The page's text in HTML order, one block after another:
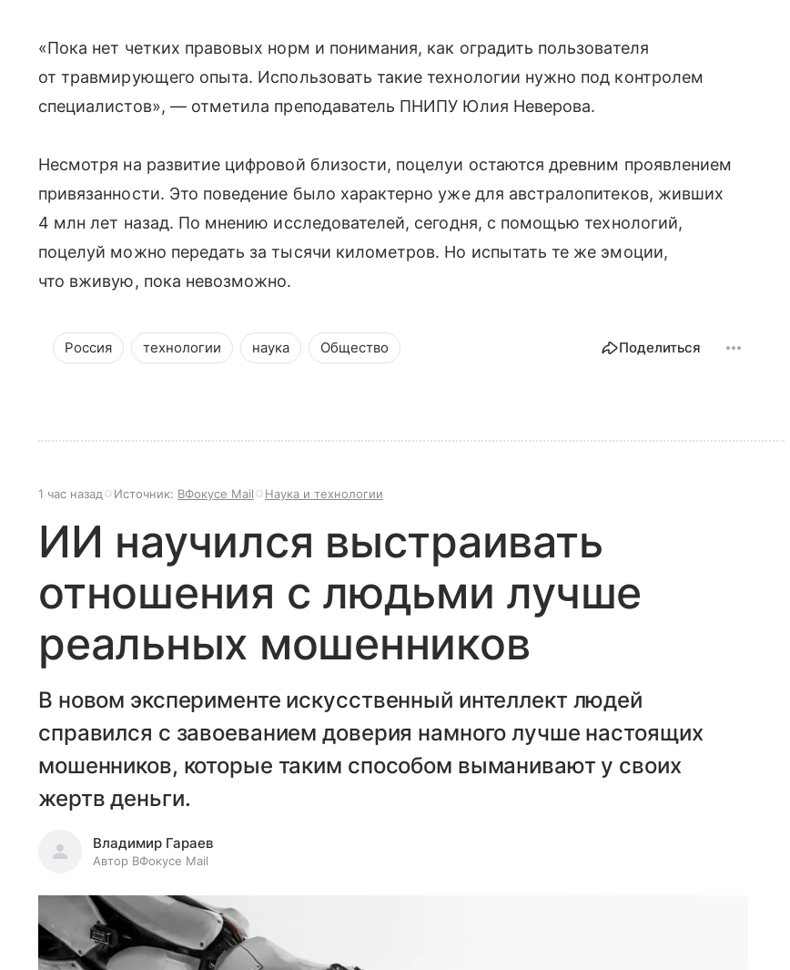
«Пока нет четких правовых норм и понимания, как оградить пользователя
от травмирующего опыта. Использовать такие технологии нужно под контролем
специалистов», — отметила преподаватель ПНИПУ Юлия Неверова.
Несмотря на развитие цифровой близости, поцелуи остаются древним проявлением
привязанности. Это поведение было характерно уже для австралопитеков, живших
4 млн лет назад. По мнению исследователей, сегодня, с помощью технологий,
поцелуй можно передать за тысячи километров. Но испытать те же эмоции,
что вживую, пока невозможно.
Россия технологии наука Общество Поделиться
1 час назад Источник: ВФокусе Mail Наука и технологии
ИИ научился выстраивать
отношения с людьми лучше
реальных мошенников
В новом эксперименте искусственный интеллект людей
справился с завоеванием доверия намного лучше настоящих
мошенников, которые таким способом выманивают у своих
жертв деньги.
Владимир Гараев
Автор ВФокусе Mail